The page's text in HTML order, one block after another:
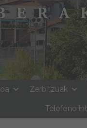
Zerbitzuak
Telefono